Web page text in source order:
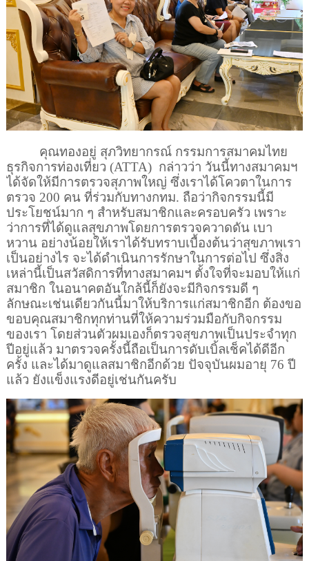
คุณทองอยู่ สุภวิทยากรณ์ กรรมการสมาคมไทย
ธุรกิจการท่องเที่ยว (ATTA) กล่าวว่า วันนี้ทางสมาคมฯ
ได้จัดให้มีการตรวจสุภาพใหญ่ ซึ่งเราได้โควตาในการ
ตรวจ 200 คน ที่ร่วมกับทางกทม. ถือว่ากิจกรรมนี้มี
ประโยชน์มาก ๆ สำหรับสมาชิกและครอบครัว เพราะ
ว่าการที่ได้ดูแลสุขภาพโดยการตรวจควาดดัน เบา
หวาน อย่างน้อยให้เราได้รับทราบเบื้องต้นว่าสุขภาพเรา
เป็นอย่างไร จะได้ดำเนินการรักษาในการต่อไป ซึ่งสิ่ง
เหล่านี้เป็นสวัสดิการที่ทางสมาคมฯ ตั้งใจที่จะมอบให้แก่
สมาชิก ในอนาคตอันใกล้นี้ก็ยังจะมีกิจกรรมดี ๆ
ลักษณะเช่นเดียวกันนี้มาให้บริการแก่สมาชิกอีก ต้องขอ
ขอบคุณสมาชิกทุกท่านที่ให้ความร่วมมือกับกิจกรรม
ของเรา โดยส่วนตัวผมเองก็ตรวจสุขภาพเป็นประจำทุก
ปีอยู่แล้ว มาตรวจครั้งนี้ถือเป็นการดับเบิ้ลเช็คได้ดีอีก
ครั้ง และได้มาดูแลสมาชิกอีกด้วย ปัจจุบันผมอายุ 76 ปี
แล้ว ยังแข็งแรงดีอยู่เช่นกันครับ